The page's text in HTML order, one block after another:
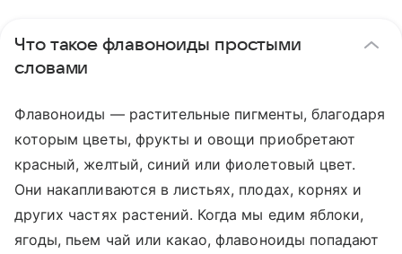
Что такое флавоноиды простыми
словами
Флавоноиды — растительные пигменты, благодаря
которым цветы, фрукты и овощи приобретают
красный, желтый, синий или фиолетовый цвет.
Они накапливаются в листьях, плодах, корнях и
других частях растений. Когда мы едим яблоки,
ягоды, пьем чай или какао, флавоноиды попадают